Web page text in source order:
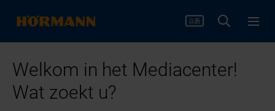
Welkom in het Mediacenter!
Wat zoekt u?